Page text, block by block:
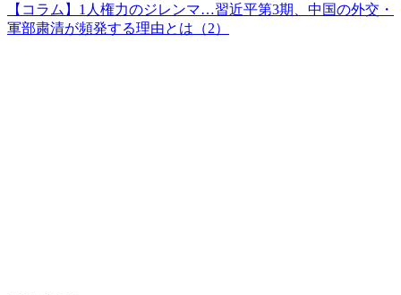
【コラム】1人権力のジレンマ…習近平第3期、中国の外交・
軍部粛清が頻発する理由とは（2）